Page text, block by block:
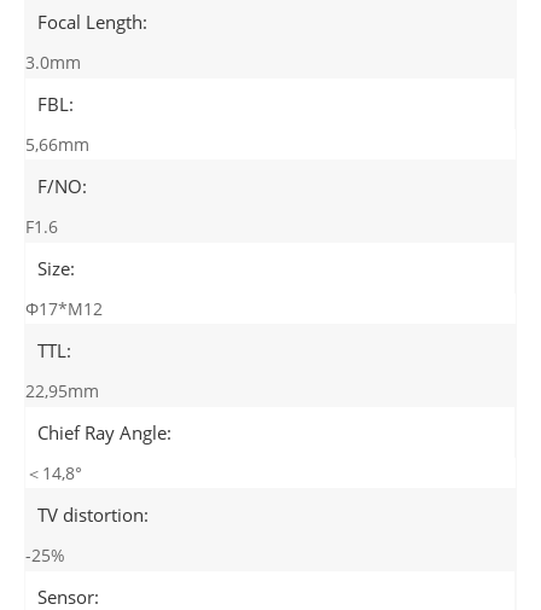
Focal Length:
3.0mm
FBL:
5,66mm
F/NO:
F1.6
Size:
Φ17*M12
TTL:
22,95mm
Chief Ray Angle:
＜14,8°
TV distortion:
-25%
Sensor: